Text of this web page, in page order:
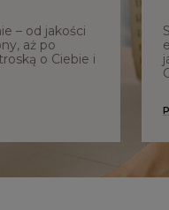
– od jakości
aż po
o Ciebie i